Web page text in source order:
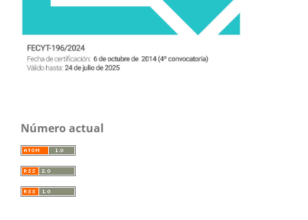
Número actual